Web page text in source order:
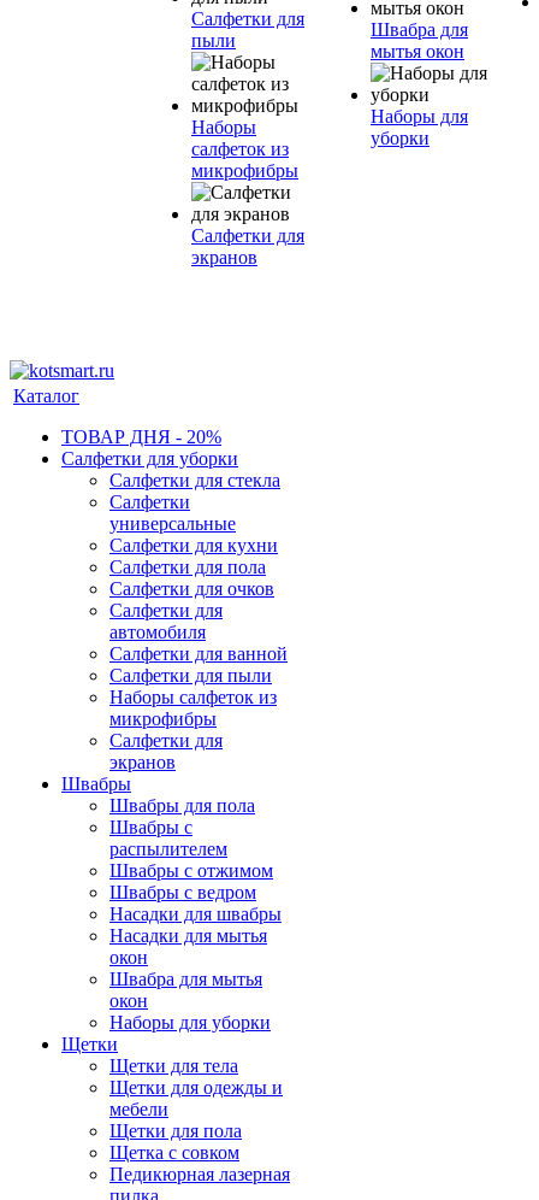
Салфетки для
пыли
Наборы
салфеток из
микрофибры
Салфетки для
экранов
Швабра для
мытья окон
Наборы для
уборки
Каталог
ТОВАР ДНЯ - 20%
Салфетки для уборки
Салфетки для стекла
Салфетки
универсальные
Салфетки для кухни
Салфетки для пола
Салфетки для очков
Салфетки для
автомобиля
Салфетки для ванной
Салфетки для пыли
Наборы салфеток из
микрофибры
Салфетки для
экранов
Швабры
Швабры для пола
Швабры с
распылителем
Швабры с отжимом
Швабры с ведром
Насадки для швабры
Насадки для мытья
окон
Швабра для мытья
окон
Наборы для уборки
Щетки
Щетки для тела
Щетки для одежды и
мебели
Щетки для пола
Щетка с совком
Педикюрная лазерная
пилка